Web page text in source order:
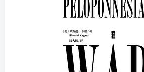
没有账号？立即注册
用户名/手机号/邮箱
登录密码
记住登录 找回密码